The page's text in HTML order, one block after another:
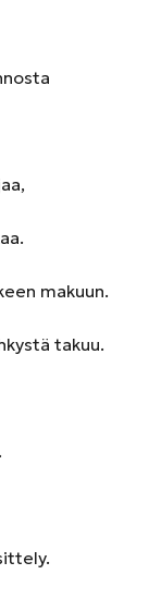
makuun.
takuu.